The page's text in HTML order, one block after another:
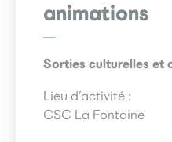
animations
Sorties culturelles et
Lieu d’activité :
CSC La Fontaine